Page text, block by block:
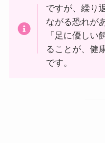
ですが、繰り
ながる恐れが
「足に優しい
ることが、健
です。